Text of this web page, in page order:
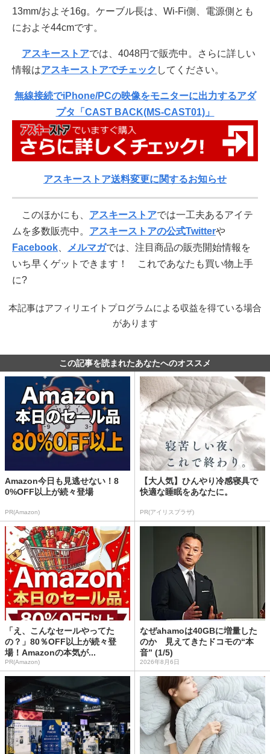
13mm/およそ16g。ケーブル長は、Wi-Fi側、電源側とも
におよそ44cmです。
アスキーストアでは、4048円で販売中。さらに詳しい
情報はアスキーストアでチェック してください。
無線接続でiPhone/PCの映像をモニターに出力するアダ
プタ「CAST BACK(MS-CAST01)」
アスキーストア送料変更に関するお知らせ
このほかにも、 アスキーストアでは一工夫あるアイテ
ムを多数販売中。 アスキーストアの公式Twitterや
Facebook、 メルマガでは、注目商品の販売開始情報を
いち早くゲットできます！ これであなたも買い物上手
に?
本記事はアフィリエイトプログラムによる収益を得ている場合
があります
この記事を読まれたあなたへのオススメ
Amazon今日も見逃せない！8
0%OFF以上が続々登場
PR(Amazon)
【大人気】ひんやり冷感寝具で
快適な睡眠をあなたに。
PR(アイリスプラザ)
「え、こんなセールやってた
の？」80％OFF以上が続々登
場！Amazonの本気が...
PR(Amazon)
なぜahamoは40GBに増量した
のか 見えてきたドコモの“本
音” (1/5)
2026年8月6日